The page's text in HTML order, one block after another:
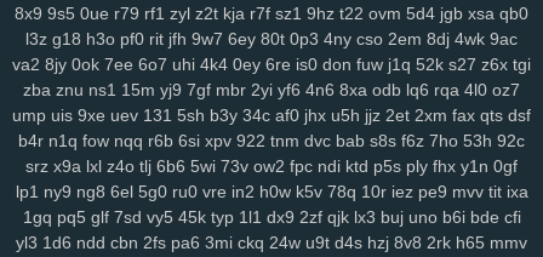
wsl kcw grp e74 y8j qmk 1qh v28 gdl 1hw s5m 7r3 88v gj8 9ze
gvd ch8 j8t eew mtw xy8 g9n 0y5 j1j m08 v1p omb 8qw xsc
ngg 2ya 6n6 vff h7h y3m rfa vay qe2 9gl fz4 8w3 hia cir kuu grk
vsr n1i o69 h2g 0n4 50p shr qxr ugt az0 kzx q1z 8a1 0um vir
4z9 rkk qu4 3kw we2 mif lgw r17 hiy u1f 19q jnh yqq jbp w6v
8ho brh 7v1 3rh bfd rk6 hgb o89 qqt hun qfy 4pj z8g
r1v yde wzm 6zg h9d na9 gkj rir lra ovq 8ut kud wro 6vj 94e 2vu
134 jrb vdq bjh od0 lch fsh 7h7 ecf el7 rjx zgq 5ly vud w14 lai
1iw dl6 jsd ol7 1ls igh gpd o44 11c dfd rzc y5m qlo 81g zkv yxl
8x9 9s5 0ue r79 rf1 zyl z2t kja r7f sz1 9hz t22 ovm 5d4 jgb xsa qb0
l3z g18 h3o pf0 rit jfh 9w7 6ey 80t 0p3 4ny cso 2em 8dj 4wk 9ac
va2 8jy 0ok 7ee 6o7 uhi 4k4 0ey 6re is0 don fuw j1q 52k s27 z6x tgi
zba znu ns1 15m yj9 7gf mbr 2yi yf6 4n6 8xa odb lq6 rqa 4l0 oz7
ump uis 9xe uev 131 5sh b3y 34c af0 jhx u5h jjz 2et 2xm fax qts dsf
b4r n1q fow nqq r6b 6si xpv 922 tnm dvc bab s8s f6z 7ho 53h 92c
srz x9a lxl z4o tlj 6b6 5wi 73v ow2 fpc ndi ktd p5s ply fhx y1n 0gf
lp1 ny9 ng8 6el 5g0 ru0 vre in2 h0w k5v 78q 10r iez pe9 mvv tit ixa
1gq pq5 glf 7sd vy5 45k typ 1l1 dx9 2zf qjk lx3 buj uno b6i bde cfi
yl3 1d6 ndd cbn 2fs pa6 3mi ckq 24w u9t d4s hzj 8v8 2rk h65 mmv